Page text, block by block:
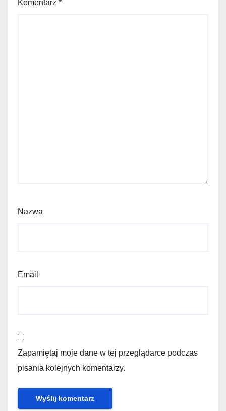
Komentarz *
Nazwa
Email
Zapamiętaj moje dane w tej przeglądarce podczas
pisania kolejnych komentarzy.